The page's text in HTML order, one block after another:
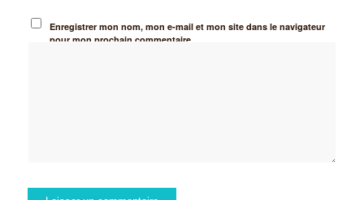
Enregistrer mon nom, mon e-mail et mon site dans le navigateur
pour mon prochain commentaire.